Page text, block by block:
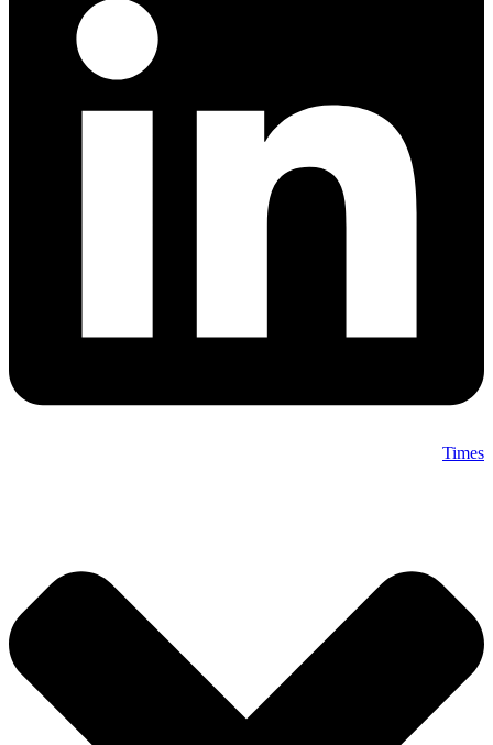
Times